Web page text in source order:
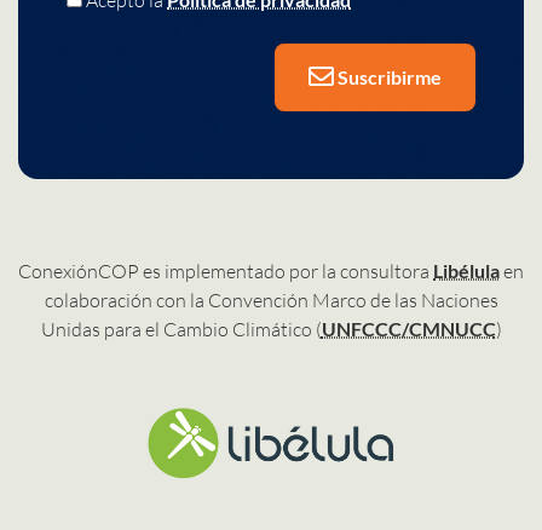
Suscribirme
ConexiónCOP es implementado por la consultora Libélulaen
colaboración con la Convención Marco de las Naciones
Unidas para el Cambio Climático (UNFCCC/CMNUCC)